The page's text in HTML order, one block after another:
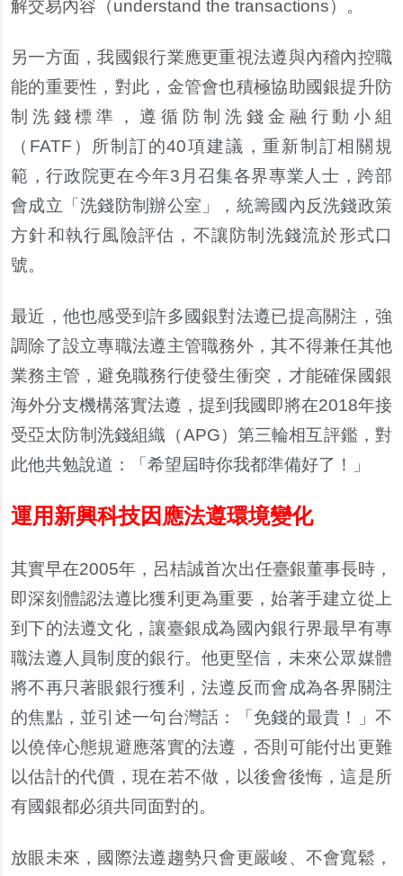
解交易內容（understand the transactions）。
另一方面，我國銀行業應更重視法遵與內稽內控職
能的重要性，對此，金管會也積極協助國銀提升防
制洗錢標準，遵循防制洗錢金融行動小組
（ FATF ）所制訂的40項建議，重新制訂相關規
範，行政院更在今年3 月召集各界專業人士，跨部
會成立「洗錢防制辦公室」，統籌國內反洗錢政策
方針和執行風險評估，不讓防制洗錢流於形式口
號。
最近，他也感受到許多國銀對法遵已提高關注，強
調除了設立專職法遵主管職務外，其不得兼任其他
業務主管，避免職務行使發生衝突，才能確保國銀
海外分支機構落實法遵，提到我國即將在2018年接
受亞太防制洗錢組織（APG）第三輪相互評鑑，對
此他共勉說道：「希望屆時你我都準備好了！」
運用新興科技因應法遵環境變化
其實早在2005年，呂桔誠首次出任臺銀董事長時，
即深刻體認法遵比獲利更為重要，始著手建立從上
到下的法遵文化，讓臺銀成為國內銀行界最早有專
職法遵人員制度的銀行。他更堅信，未來公眾媒體
將不再只著眼銀行獲利，法遵反而會成為各界關注
的焦點，並引述一句台灣話：「免錢的最貴！」不
以僥倖心態規避應落實的法遵，否則可能付出更難
以估計的代價，現在若不做，以後會後悔，這是所
有國銀都必須共同面對的。
放眼未來，國際法遵趨勢只會更嚴峻、不會寬鬆，